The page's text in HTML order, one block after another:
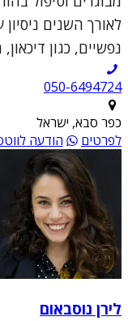
לאורך השנים
נפשיים, כגון
050-6494724
כפר סבא, ישראל
לפרטים
הודעה
לירן נוסבאום